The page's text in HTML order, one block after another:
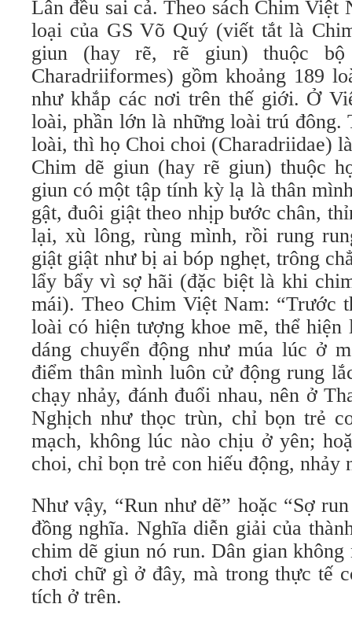
Lân đều sai cả. Theo sách Chim Việt
loại của GS Võ Quý (viết tắt là
giun (hay rẽ, rẽ giun) thuộc bộ
Charadriiformes) gồm khoảng 189
như khắp các nơi trên thế giới. Ở
loài, phần lớn là những loài trú đông.
loài, thì họ Choi choi (Charadriidae)
Chim dẽ giun (hay rẽ giun) thuộc
giun có một tập tính kỳ lạ là thân
gật, đuôi giật theo nhịp bước chân,
lại, xù lông, rùng mình, rồi rung
giật giật như bị ai bóp nghẹt, trông
lẩy bẩy vì sợ hãi (đặc biệt là khi
mái). Theo Chim Việt Nam: “Trước
loài có hiện tượng khoe mẽ, thể hiện
dáng chuyển động như múa lúc ở
điểm thân mình luôn cử động rung
chạy nhảy, đánh đuổi nhau, nên ở
Nghịch như thọc trùn, chỉ bọn trẻ
mạch, không lúc nào chịu ở yên;
choi, chỉ bọn trẻ con hiếu động, nhảy
Như vậy, “Run như dẽ” hoặc “Sợ
đồng nghĩa. Nghĩa diễn giải của
chim dẽ giun nó run. Dân gian không
chơi chữ gì ở đây, mà trong thực tế
tích ở trên.